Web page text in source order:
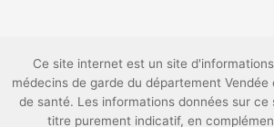
Ce site internet est un site
médecins de garde du département Vendée
de santé. Les informations données sur ce
titre purement indicatif, en